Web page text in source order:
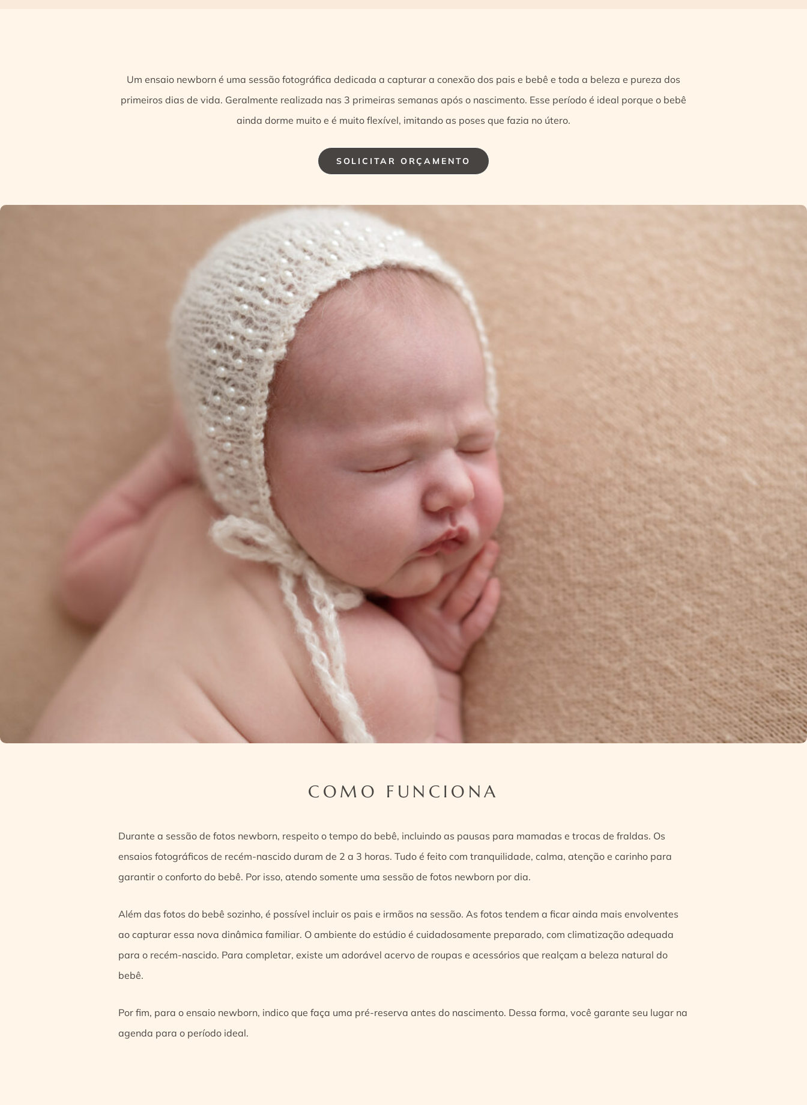
Um ensaio newborn é uma sessão fotográfica dedicada a capturar a conexão dos pais e bebê e toda a beleza e pureza dos
primeiros dias de vida. Geralmente realizada nas 3 primeiras semanas após o nascimento. Esse período é ideal porque o bebê
ainda dorme muito e é muito flexível, imitando as poses que fazia no útero.
SOLICITAR ORÇAMENTO
COMO FUNCIONA
Durante a sessão de fotos newborn, respeito o tempo do bebê, incluindo as pausas para mamadas e trocas de fraldas. Os
ensaios fotográficos de recém-nascido duram de 2 a 3 horas. Tudo é feito com tranquilidade, calma, atenção e carinho para
garantir o conforto do bebê. Por isso, atendo somente uma sessão de fotos newborn por dia.
Além das fotos do bebê sozinho, é possível incluir os pais e irmãos na sessão. As fotos tendem a ficar ainda mais envolventes
ao capturar essa nova dinâmica familiar. O ambiente do estúdio é cuidadosamente preparado, com climatização adequada
para o recém-nascido. Para completar, existe um adorável acervo de roupas e acessórios que realçam a beleza natural do
bebê.
Por fim, para o ensaio newborn, indico que faça uma pré-reserva antes do nascimento. Dessa forma, você garante seu lugar na
agenda para o período ideal.